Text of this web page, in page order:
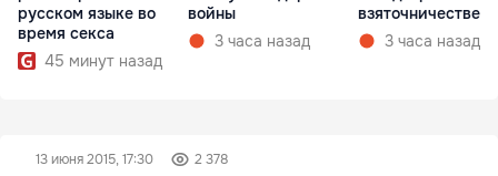
русском языке во
время секса
45 минут назад
войны
3 часа назад
взяточничестве
3 часа назад
13 июня 2015, 17:30 2 378